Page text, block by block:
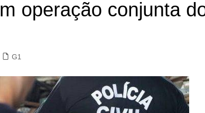
operação conjunta
G1